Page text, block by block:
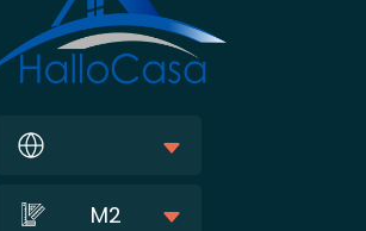
M2